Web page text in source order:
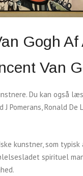
Gogh
Van
Du kan også
Pomerans, Ronald
kunstner, som
spirituel